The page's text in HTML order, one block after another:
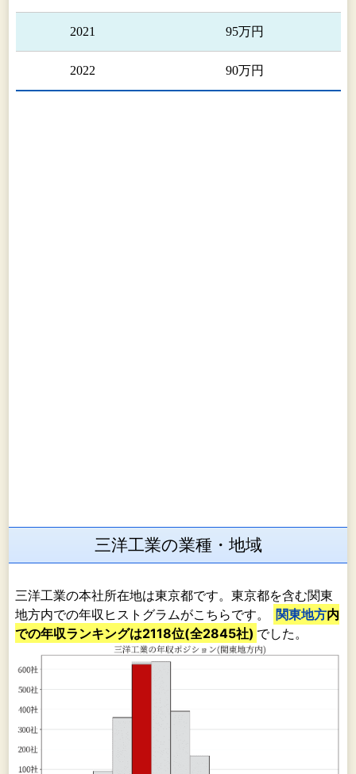
2021 95万円
2022 90万円
三洋工業の業種・地域
三洋工業の本社所在地は東京都です。東京都を含む関東
地方内での年収ヒストグラムがこちらです。
関東地方内
での年収ランキングは2118位(全2845社) でした。